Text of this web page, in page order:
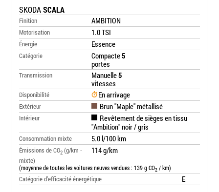
SKODASCALA
Finition AMBITION
Motorisation 1.0 TSI
Énergie Essence
Catégorie Compacte5
portes
Transmission Manuelle5
vitesses
Disponibilité En arrivage
Extérieur Brun "Maple" métallisé
Intérieur
Revêtement de sièges en tissu
"Ambition" noir / gris
Consommation mixte 5.0 l/100 km
Émissions de CO2 (g/km -
mixte)
114 g/km
(moyenne de toutes les voitures neuves vendues : 139 g CO2 / km)
Catégorie d’efficacité énergétique E